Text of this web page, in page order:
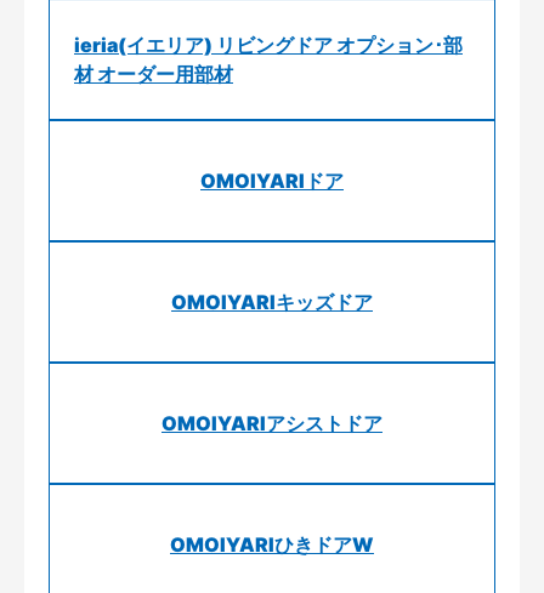
ieria(イエリア) リビングドア オプション･部
材 オーダー用部材
OMOIYARIドア
OMOIYARIキッズドア
OMOIYARIアシストドア
OMOIYARIひきドアW